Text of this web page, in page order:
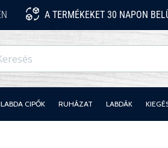
A TERMÉKEKET 30 NAPON
CIPŐK RUHÁZAT LABDÁK